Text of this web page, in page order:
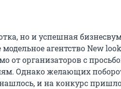
но и успешная
агентство New
от организаторов с
Однако желающих
и на конкурс